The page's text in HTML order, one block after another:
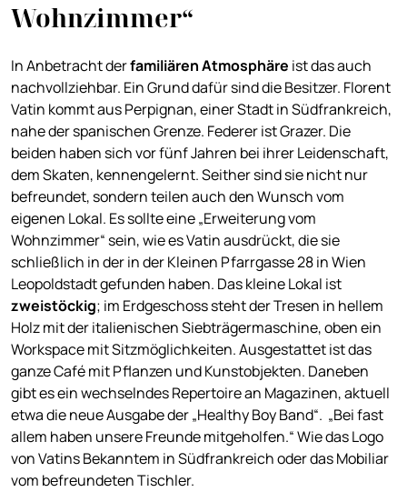
Wohnzimmer“
In Anbetracht derfamiliären Atmosphäre ist das auch
nachvollziehbar. Ein Grund dafür sind die Besitzer. Florent
Vatin kommt aus Perpignan, einer Stadt in Südfrankreich,
nahe der spanischen Grenze. Federer ist Grazer. Die
beiden haben sich vor fünf Jahren bei ihrer Leidenschaft,
dem Skaten, kennengelernt. Seither sind sie nicht nur
befreundet, sondern teilen auch den Wunsch vom
eigenen Lokal. Es sollte eine „Erweiterung vom
Wohnzimmer“ sein, wie es Vatin ausdrückt, die sie
schließlich in der in der Kleinen Pfarrgasse 28 in Wien
Leopoldstadt gefunden haben. Das kleine Lokal ist
zweistöckig; im Erdgeschoss steht der Tresen in hellem
Holz mit der italienischen Siebträgermaschine, oben ein
Workspace mit Sitzmöglichkeiten. Ausgestattet ist das
ganze Café mit Pflanzen und Kunstobjekten. Daneben
gibt es ein wechselndes Repertoire an Magazinen, aktuell
etwa die neue Ausgabe der „Healthy Boy Band“. „Bei fast
allem haben unsere Freunde mitgeholfen.“ Wie das Logo
von Vatins Bekanntem in Südfrankreich oder das Mobiliar
vom befreundeten Tischler.